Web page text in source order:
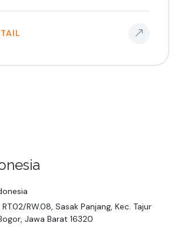
RW.08, Sasak Panjang, Kec. Tajur
Jawa Barat 16320